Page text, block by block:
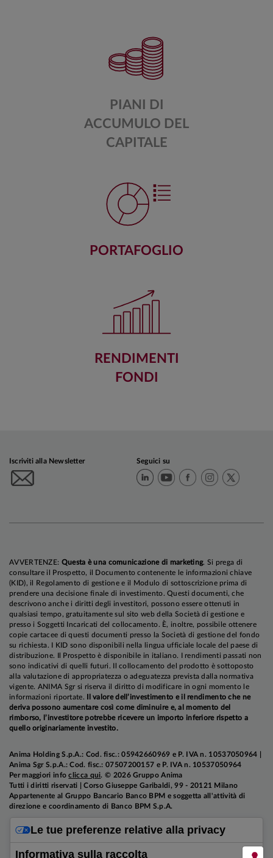
PIANI DI
ACCUMULO DEL
CAPITALE
PORTAFOGLIO
RENDIMENTI
FONDI
Iscriviti alla Newsletter Seguici su
AVVERTENZE: Questa è una comunicazione di marketing. Si prega di
consultare il Prospetto, il Documento contenente le informazioni chiave
(KID), il Regolamento di gestione e il Modulo di sottoscrizione prima di
prendere una decisione finale di investimento. Questi documenti, che
descrivono anche i diritti degli investitori, possono essere ottenuti in
qualsiasi tempo, gratuitamente sul sito web della Società di gestione e
presso i Soggetti Incaricati del collocamento. È, inoltre, possibile ottenere
copie cartacee di questi documenti presso la Società di gestione del fondo
su richiesta. I KID sono disponibili nella lingua ufficiale locale del paese di
distribuzione. Il Prospetto è disponibile in italiano. I rendimenti passati non
sono indicativi di quelli futuri. Il collocamento del prodotto è sottoposto
alla valutazione di appropriatezza o adeguatezza prevista dalla normativa
vigente. ANIMA Sgr si riserva il diritto di modificare in ogni momento le
informazioni riportate.
Il valore dell’investimento e il rendimento che ne
deriva possono aumentare così come diminuire e, al momento del
rimborso, l’investitore potrebbe ricevere un importo inferiore rispetto a
quello originariamente investito.
Anima Holding S.p.A.: Cod. fisc.: 05942660969 e P. IVA n. 10537050964 |
Anima Sgr S.p.A.: Cod. fisc.: 07507200157 e P. IVA n. 10537050964
Per maggiori infoclicca qui. © 2026 Gruppo Anima
Tutti i diritti riservati | Corso Giuseppe Garibaldi, 99 - 20121 Milano
Appartenente al Gruppo Bancario Banco BPM e soggetta all'attività di
direzione e coordinamento di Banco BPM S.p.A.
Le tue preferenze relative alla privacy
Informativa sulla raccolta